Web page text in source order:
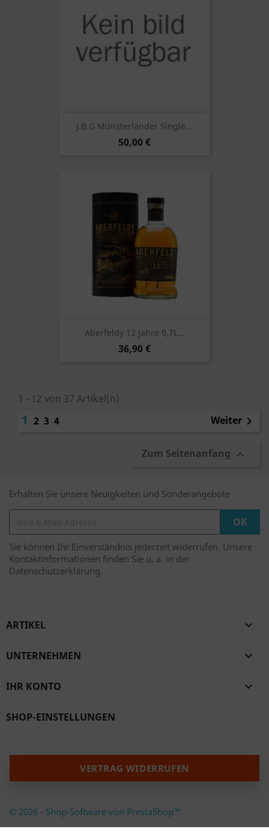
J.B.G Münsterländer Single...
50,00 €
Aberfeldy 12 Jahre 0,7L...
36,90 €
1 - 12 von 37 Artikel(n)
1 2 3 4 Weiter 
Zum Seitenanfang 
Erhalten Sie unsere Neuigkeiten und Sonderangebote
Sie können Ihr Einverständnis jederzeit widerrufen. Unsere
Kontaktinformationen finden Sie u. a. in der
Datenschutzerklärung.
ARTIKEL 
UNTERNEHMEN 
IHR KONTO 
SHOP-EINSTELLUNGEN
VERTRAG WIDERRUFEN
© 2026 - Shop-Software von PrestaShop™